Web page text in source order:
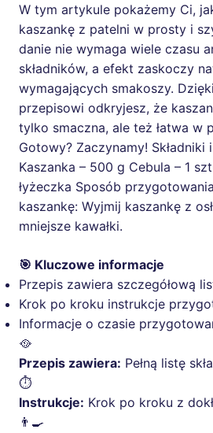
W tym artykule pokażemy Ci,
kaszankę z patelni w prosty i
danie nie wymaga wiele czasu
składników, a efekt zaskoczy
wymagających smakoszy.
przepisowi odkryjesz, że
tylko smaczna, ale też łatwa w
Gotowy? Zaczynamy! Składniki
Kaszanka – 500 g Cebula – 1
łyżeczka Sposób
kaszankę: Wyjmij kaszankę z
mniejsze kawałki.
🎯 Kluczowe informacje
Przepis zawiera szczegółową
Krok po kroku instrukcje
Informacje o czasie
🥘
Przepis zawiera: Pełną listę
⏱️
Instrukcje: Krok po kroku z
👨‍🍳